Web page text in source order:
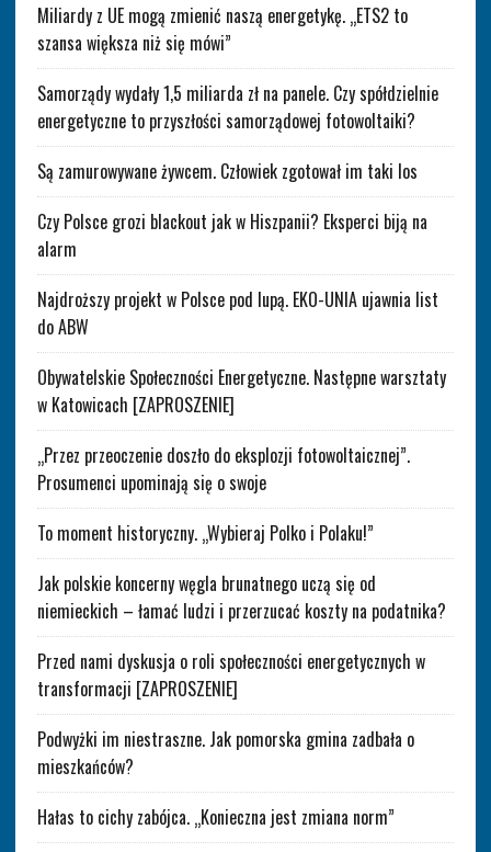
Miliardy z UE mogą zmienić naszą energetykę. „ETS2 to
szansa większa niż się mówi”
Samorządy wydały 1,5 miliarda zł na panele. Czy spółdzielnie
energetyczne to przyszłości samorządowej fotowoltaiki?
Są zamurowywane żywcem. Człowiek zgotował im taki los
Czy Polsce grozi blackout jak w Hiszpanii? Eksperci biją na
alarm
Najdroższy projekt w Polsce pod lupą. EKO-UNIA ujawnia list
do ABW
Obywatelskie Społeczności Energetyczne. Następne warsztaty
w Katowicach [ZAPROSZENIE]
„Przez przeoczenie doszło do eksplozji fotowoltaicznej”.
Prosumenci upominają się o swoje
To moment historyczny. „Wybieraj Polko i Polaku!”
Jak polskie koncerny węgla brunatnego uczą się od
niemieckich – łamać ludzi i przerzucać koszty na podatnika?
Przed nami dyskusja o roli społeczności energetycznych w
transformacji [ZAPROSZENIE]
Podwyżki im niestraszne. Jak pomorska gmina zadbała o
mieszkańców?
Hałas to cichy zabójca. „Konieczna jest zmiana norm”